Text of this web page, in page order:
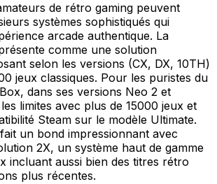
de rétro gaming peuvent
systèmes sophistiqués qui
arcade authentique. La
comme une solution
selon les versions (CX, DX, 10TH)
jeux classiques. Pour les puristes du
dans ses versions Neo 2 et
limites avec plus de 15000 jeux et
Steam sur le modèle Ultimate.
un bond impressionnant avec
2X, un système haut de gamme
incluant aussi bien des titres rétro
plus récentes.